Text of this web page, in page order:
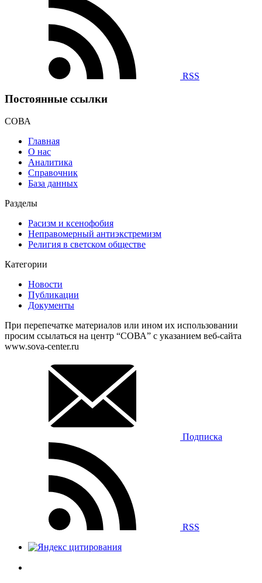
RSS
Постоянные ссылки
СОВА
Главная
О нас
Аналитика
Справочник
База данных
Разделы
Расизм и ксенофобия
Неправомерный антиэкстремизм
Религия в светском обществе
Категории
Новости
Публикации
Документы
При перепечатке материалов или ином их использовании
просим ссылаться на центр “СОВА” с указанием веб-сайта
www.sova-center.ru
Подписка
RSS